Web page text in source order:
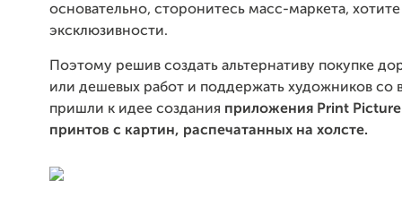
основательно, сторонитесь масс-маркета, хотите
эксклюзивности.
Поэтому решив создать альтернативу покупке
или дешевых работ и поддержать художников со
пришли к идее создания приложения Print
принтов с картин, распечатанных на холсте.